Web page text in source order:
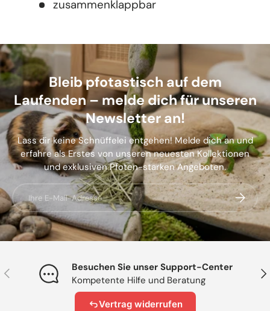
zusammenklappbar
Bleib pfotastisch auf dem
Laufenden – melde dich für unseren
Newsletter an!
Lass dir keine Schnüffelei entgehen! Melde dich an und
erfahre als Erstes von unseren neuesten Kollektionen
und exklusiven Pfoten-starken Angeboten.
Vorherige
Besuchen Sie unser Support-Center
Kompetente Hilfe und Beratung
Vertrag widerrufen